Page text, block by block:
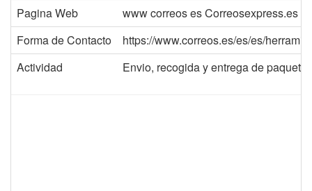
Pagina Web
www correos es Correosexpress.es
Forma de Contacto
https://www.correos.es/es/es/
Actividad
Envio, recogida y entrega de